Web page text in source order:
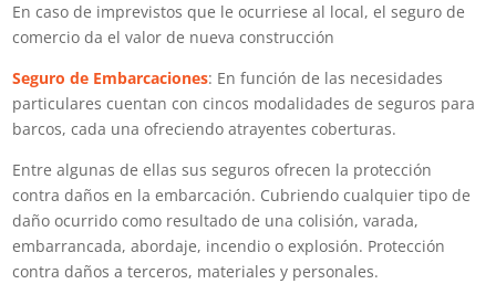
En caso de imprevistos que le ocurriese al local, el seguro de
comercio da el valor de nueva construcción
Seguro de Embarcaciones: En función de las necesidades
particulares cuentan con cincos modalidades de seguros para
barcos, cada una ofreciendo atrayentes coberturas.
Entre algunas de ellas sus seguros ofrecen la protección
contra daños en la embarcación. Cubriendo cualquier tipo de
daño ocurrido como resultado de una colisión, varada,
embarrancada, abordaje, incendio o explosión. Protección
contra daños a terceros, materiales y personales.